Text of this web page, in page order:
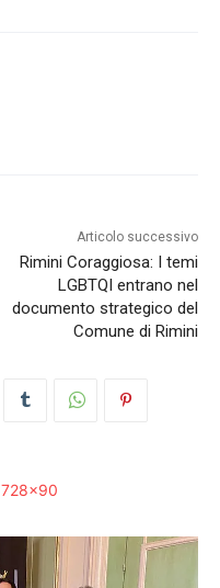
Articolo successivo
Rimini Coraggiosa: I temi
LGBTQI entrano nel
documento strategico del
Comune di Rimini